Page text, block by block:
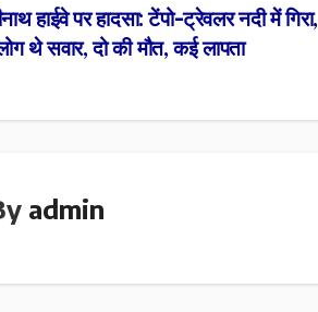
हाईवे पर हादसा: टेंपो-ट्रेवलर नदी में गिरा,
थे सवार, दो की मौत, कई लापता
admin